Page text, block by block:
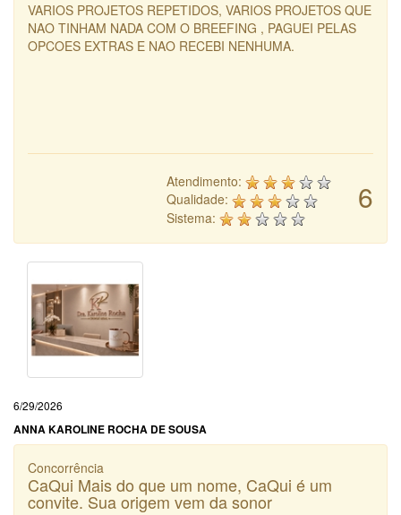
VARIOS PROJETOS REPETIDOS, VARIOS PROJETOS QUE
NAO TINHAM NADA COM O BREEFING , PAGUEI PELAS
OPCOES EXTRAS E NAO RECEBI NENHUMA.
6
Atendimento:
Qualidade:
Sistema:
6/29/2026
ANNA KAROLINE ROCHA DE SOUSA
Concorrência
CaQui Mais do que um nome, CaQui é um
convite. Sua origem vem da sonor